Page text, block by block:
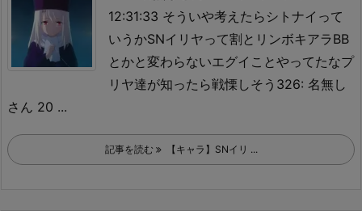
12:31:33 そういや考えたらシトナイって
いうかSNイリヤって割とリンボキアラBB
とかと変わらないエグイことやってたなプ
リヤ達が知ったら戦慄しそう326: 名無し
さん 20 ...
記事を読む 【キャラ】SNイリ ...